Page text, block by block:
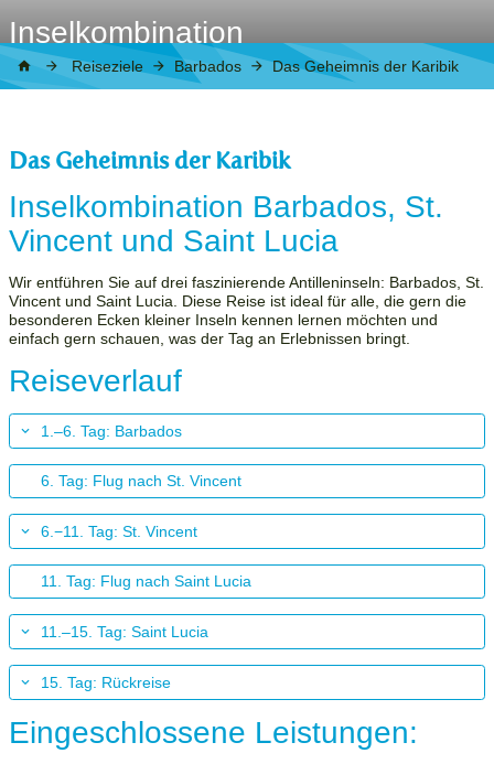
Inselkombination
Reiseziele Barbados Das Geheimnis der Karibik
Das Geheimnis der Karibik
Inselkombination Barbados, St.
Vincent und Saint Lucia
Wir entführen Sie auf drei faszinierende Antilleninseln: Barbados, St.
Vincent und Saint Lucia. Diese Reise ist ideal für alle, die gern die
besonderen Ecken kleiner Inseln kennen lernen möchten und
einfach gern schauen, was der Tag an Erlebnissen bringt.
Reiseverlauf
1.–6. Tag: Barbados
6. Tag: Flug nach St. Vincent
6.−11. Tag: St. Vincent
11. Tag: Flug nach Saint Lucia
11.–15. Tag: Saint Lucia
15. Tag: Rückreise
Eingeschlossene Leistungen: